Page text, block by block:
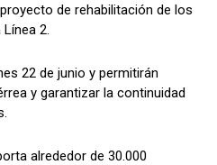
de rehabilitación de los
2.
22 de junio y permitirán
y garantizar la continuidad
alrededor de 30.000